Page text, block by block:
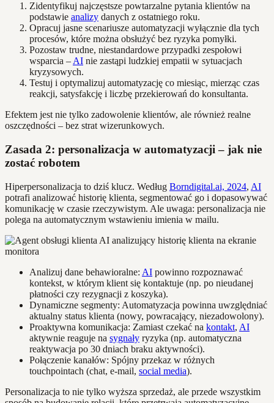
Zidentyfikuj najczęstsze powtarzalne pytania klientów na
podstawie analizy danych z ostatniego roku.
Opracuj jasne scenariusze automatyzacji wyłącznie dla tych
procesów, które można obsłużyć bez ryzyka pomyłki.
Pozostaw trudne, niestandardowe przypadki zespołowi
wsparcia – AI nie zastąpi ludzkiej empatii w sytuacjach
kryzysowych.
Testuj i optymalizuj automatyzację co miesiąc, mierząc czas
reakcji, satysfakcję i liczbę przekierowań do konsultanta.
Efektem jest nie tylko zadowolenie klientów, ale również realne
oszczędności – bez strat wizerunkowych.
Zasada 2: personalizacja w automatyzacji – jak nie
zostać robotem
Hiperpersonalizacja to dziś klucz. Według Borndigital.ai, 2024, AI
potrafi analizować historię klienta, segmentować go i dopasowywać
komunikację w czasie rzeczywistym. Ale uwaga: personalizacja nie
polega na automatycznym wstawieniu imienia w mailu.
Analizuj dane behawioralne: AI powinno rozpoznawać
kontekst, w którym klient się kontaktuje (np. po nieudanej
płatności czy rezygnacji z koszyka).
Dynamiczne segmenty: Automatyzacja powinna uwzględniać
aktualny status klienta (nowy, powracający, niezadowolony).
Proaktywna komunikacja: Zamiast czekać na kontakt, AI
aktywnie reaguje na sygnały ryzyka (np. automatyczna
reaktywacja po 30 dniach braku aktywności).
Połączenie kanałów: Spójny przekaz w różnych
touchpointach (chat, e-mail, social media).
Personalizacja to nie tylko wyższa sprzedaż, ale przede wszystkim